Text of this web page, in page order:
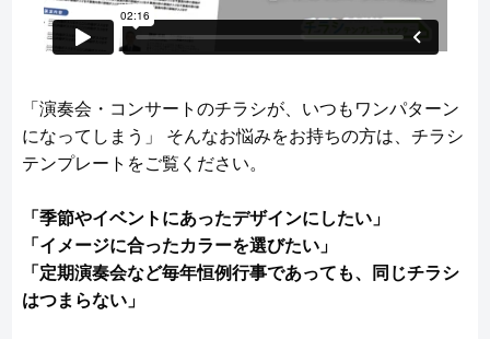
「演奏会・コンサートのチラシが、いつもワンパターン
になってしまう」 そんなお悩みをお持ちの方は、チラシ
テンプレートをご覧ください。
「季節やイベントにあったデザインにしたい」
「イメージに合ったカラーを選びたい」
「定期演奏会など毎年恒例行事であっても、同じチラシ
はつまらない」